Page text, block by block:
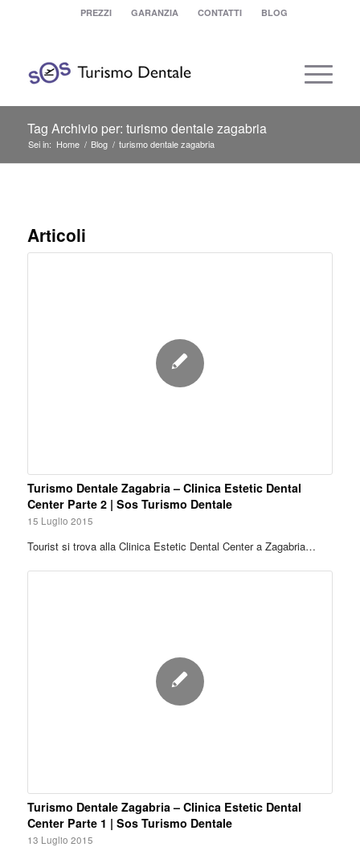
PREZZI GARANZIA CONTATTI BLOG
Tag Archivio per: turismo dentale zagabria
Sei in: Home / Blog / turismo dentale zagabria
Articoli
Turismo Dentale Zagabria – Clinica Estetic Dental
Center Parte 2 | Sos Turismo Dentale
15 Luglio 2015
Tourist si trova alla Clinica Estetic Dental Center a Zagabria…
Turismo Dentale Zagabria – Clinica Estetic Dental
Center Parte 1 | Sos Turismo Dentale
13 Luglio 2015